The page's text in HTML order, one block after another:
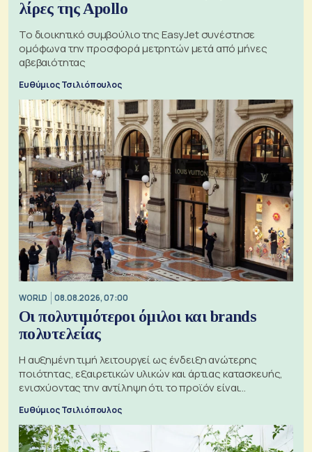
λίρες της Apollo
Το διοικητικό συμβούλιο της EasyJet συνέστησε
ομόφωνα την προσφορά μετρητών μετά από μήνες
αβεβαιότητας
Ευθύμιος Τσιλιόπουλος
WORLD 08.08.2026, 07:00
Οι πολυτιμότεροι όμιλοι και brands
πολυτελείας
Η αυξημένη τιμή λειτουργεί ως ένδειξη ανώτερης
ποιότητας, εξαιρετικών υλικών και άρτιας κατασκευής,
ενισχύοντας την αντίληψη ότι το προϊόν είναι
Ευθύμιος Τσιλιόπουλος